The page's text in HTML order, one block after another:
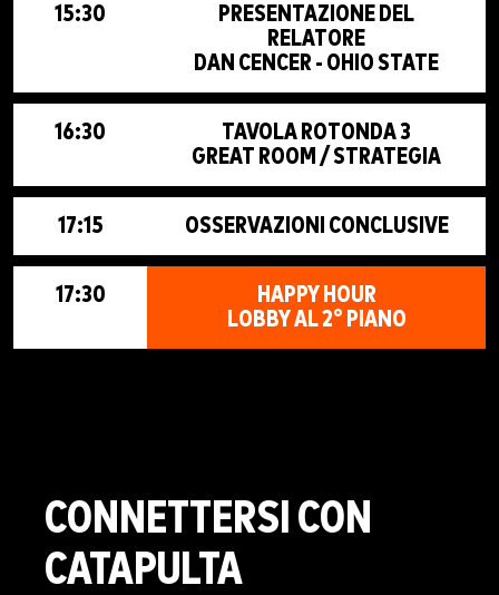
15:30
PRESENTAZIONE DEL
RELATORE
DAN CENCER - OHIO STATE
16:30
TAVOLA ROTONDA 3
GREAT ROOM / STRATEGIA
17:15 OSSERVAZIONI CONCLUSIVE
17:30
HAPPY HOUR
LOBBY AL 2° PIANO
CONNETTERSI CON
CATAPULTA